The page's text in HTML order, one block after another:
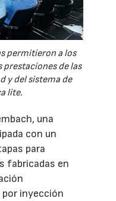
permitieron a los
de las
y del sistema de
lite.
una
con un
para
fabricadas en
inyección